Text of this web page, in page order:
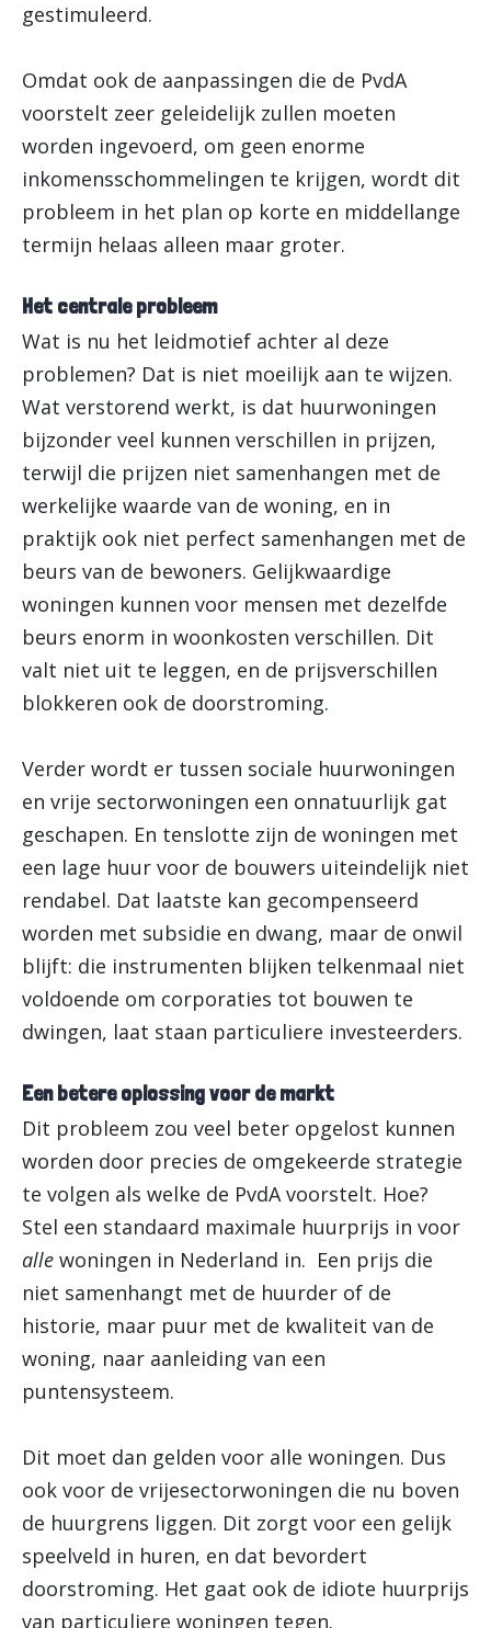
gestimuleerd.
Omdat ook de aanpassingen die de PvdA
voorstelt zeer geleidelijk zullen moeten
worden ingevoerd, om geen enorme
inkomensschommelingen te krijgen, wordt dit
probleem in het plan op korte en middellange
termijn helaas alleen maar groter.
Het centrale probleem
Wat is nu het leidmotief achter al deze
problemen? Dat is niet moeilijk aan te wijzen.
Wat verstorend werkt, is dat huurwoningen
bijzonder veel kunnen verschillen in prijzen,
terwijl die prijzen niet samenhangen met de
werkelijke waarde van de woning, en in
praktijk ook niet perfect samenhangen met de
beurs van de bewoners. Gelijkwaardige
woningen kunnen voor mensen met dezelfde
beurs enorm in woonkosten verschillen. Dit
valt niet uit te leggen, en de prijsverschillen
blokkeren ook de doorstroming.
Verder wordt er tussen sociale huurwoningen
en vrije sectorwoningen een onnatuurlijk gat
geschapen. En tenslotte zijn de woningen met
een lage huur voor de bouwers uiteindelijk niet
rendabel. Dat laatste kan gecompenseerd
worden met subsidie en dwang, maar de onwil
blijft: die instrumenten blijken telkenmaal niet
voldoende om corporaties tot bouwen te
dwingen, laat staan particuliere investeerders.
Een betere oplossing voor de markt
Dit probleem zou veel beter opgelost kunnen
worden door precies de omgekeerde strategie
te volgen als welke de PvdA voorstelt. Hoe?
Stel een standaard maximale huurprijs in voor
alle woningen in Nederland in. Een prijs die
niet samenhangt met de huurder of de
historie, maar puur met de kwaliteit van de
woning, naar aanleiding van een
puntensysteem.
Dit moet dan gelden voor alle woningen. Dus
ook voor de vrijesectorwoningen die nu boven
de huurgrens liggen. Dit zorgt voor een gelijk
speelveld in huren, en dat bevordert
doorstroming. Het gaat ook de idiote huurprijs
van particuliere woningen tegen.